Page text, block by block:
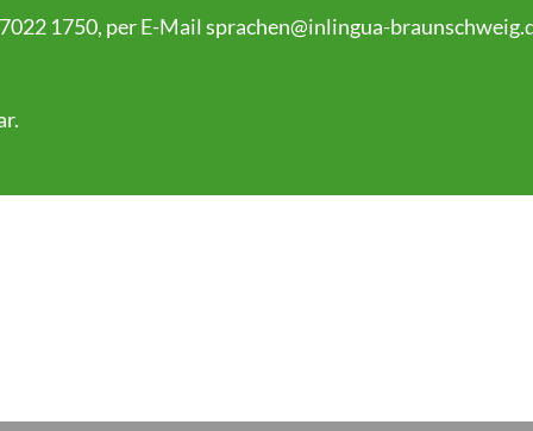
1750, per E-Mail sprachen@inlingua-
.